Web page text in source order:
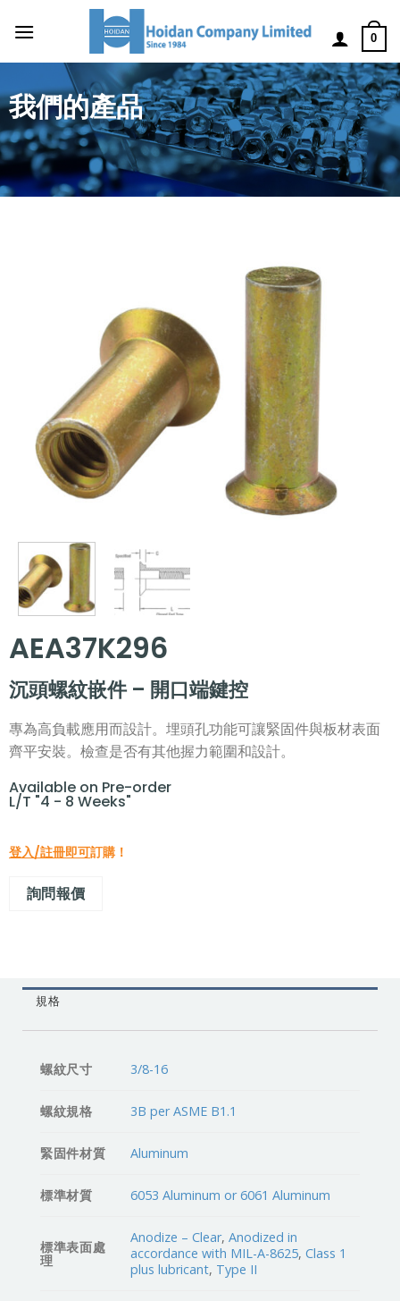
0
我們的產品
AEA37K296
沉頭螺紋嵌件 – 開口端鍵控
專為高負載應用而設計。埋頭孔功能可讓緊固件與板材表面
齊平安裝。檢查是否有其他握力範圍和設計。
Available on Pre-order
L/T "4 - 8 Weeks"
登入/註冊即可訂購！
詢問報價
規格
螺紋尺寸 3/8-16
螺紋規格 3B per ASME B1.1
緊固件材質 Aluminum
標準材質 6053 Aluminum or 6061 Aluminum
標準表面處
理
Anodize – Clear,Anodized in
accordance with MIL-A-8625,Class 1
plus lubricant, Type II